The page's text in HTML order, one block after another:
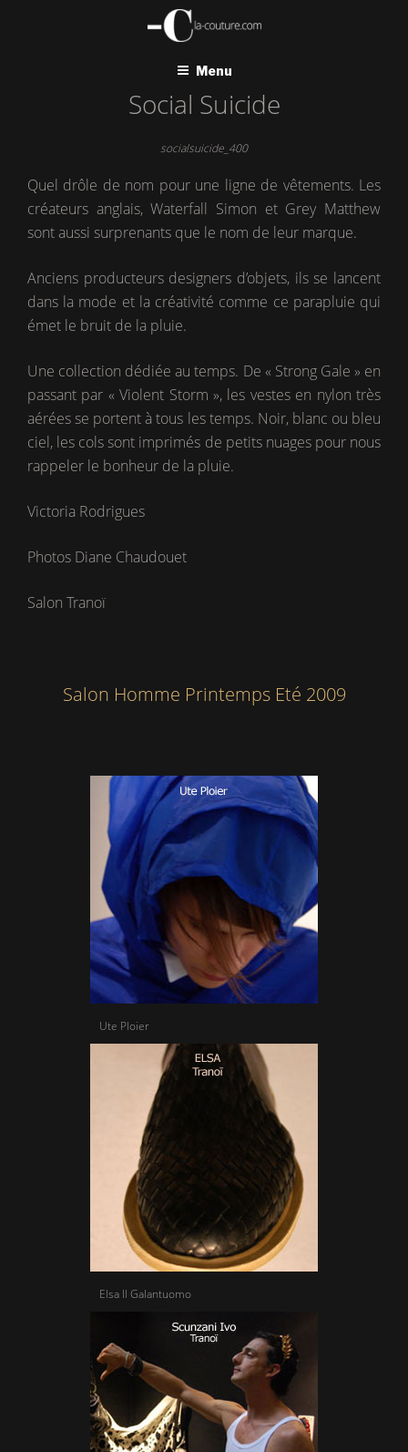
Menu
Social Suicide
socialsuicide_400
Quel drôle de nom pour une ligne de vêtements. Les
créateurs anglais, Waterfall Simon et Grey Matthew
sont aussi surprenants que le nom de leur marque.
Anciens producteurs designers d’objets, ils se lancent
dans la mode et la créativité comme ce parapluie qui
émet le bruit de la pluie.
Une collection dédiée au temps. De « Strong Gale » en
passant par « Violent Storm », les vestes en nylon très
aérées se portent à tous les temps. Noir, blanc ou bleu
ciel, les cols sont imprimés de petits nuages pour nous
rappeler le bonheur de la pluie.
Victoria Rodrigues
Photos Diane Chaudouet
Salon Tranoï
Salon Homme Printemps Eté 2009
Ute Ploier
Elsa Il Galantuomo